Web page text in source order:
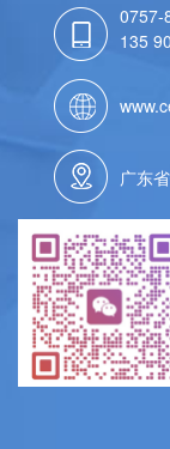
0757-
135
广东
大学